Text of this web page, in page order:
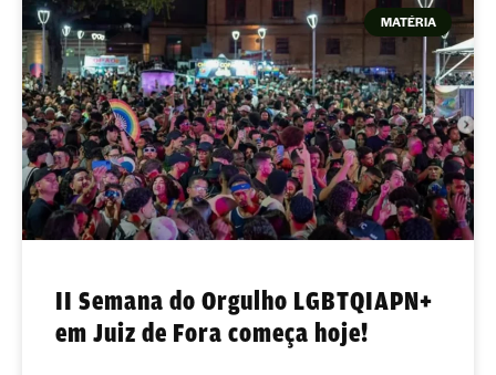
MATÉRIA
II Semana do Orgulho LGBTQIAPN+
em Juiz de Fora começa hoje!